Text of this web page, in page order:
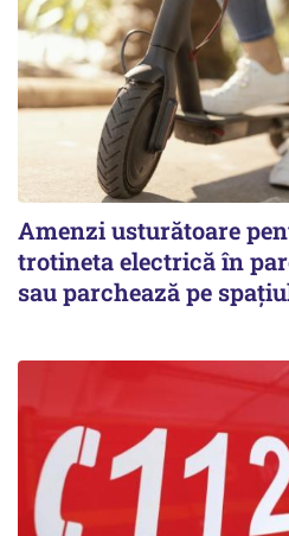
Amenzi usturătoare
trotineta electrică în
sau parchează pe